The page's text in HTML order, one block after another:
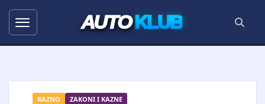
AUTOKLUB
RAZNO ZAKONI I KAZNE